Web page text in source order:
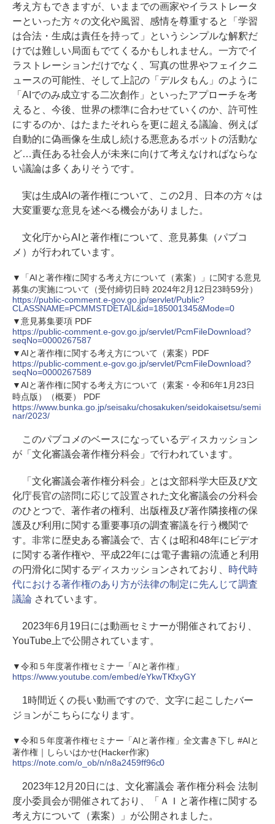
考え方もできますが、いままでの画家やイラストレータ
ーといった方々の文化や風習、感情を尊重すると「学習
は合法・生成は責任を持って」というシンプルな解釈だ
けでは難しい局面もでてくるかもしれません。一方でイ
ラストレーションだけでなく、写真の世界やフェイクニ
ュースの可能性、そして上記の「デルタもん」のように
「AIでのみ成立する二次創作」といったアプローチを考
えると、今後、世界の標準に合わせていくのか、許可性
にするのか、はたまたそれらを更に超える議論、例えば
自動的に偽画像を生成し続ける悪意あるボットの活動な
ど…責任ある社会人が未来に向けて考えなければならな
い議論は多くありそうです。
実は生成AIの著作権について、この2月、日本の方々は
大変重要な意見を述べる機会がありました。
文化庁からAIと著作権について、意見募集（パブコ
メ）が行われています。
▼「AIと著作権に関する考え方について（素案）」に関する意見
募集の実施について（受付締切日時 2024年2月12日23時59分）
https://public-comment.e-gov.go.jp/servlet/Public?
CLASSNAME=PCMMSTDETAIL&id=185001345&Mode=0
▼意見募集要項 PDF
https://public-comment.e-gov.go.jp/servlet/PcmFileDownload?
seqNo=0000267587
▼AIと著作権に関する考え方について（素案）PDF
https://public-comment.e-gov.go.jp/servlet/PcmFileDownload?
seqNo=0000267589
▼AIと著作権に関する考え方について（素案・令和6年1月23日
時点版）（概要） PDF
https://www.bunka.go.jp/seisaku/chosakuken/seidokaisetsu/semi
nar/2023/
このパブコメのベースになっているディスカッション
が「文化審議会著作権分科会」で行われています。
「文化審議会著作権分科会」とは文部科学大臣及び文
化庁長官の諮問に応じて設置された文化審議会の分科会
のひとつで、著作者の権利、出版権及び著作隣接権の保
護及び利用に関する重要事項の調査審議を行う機関で
す。非常に歴史ある審議会で、古くは昭和48年にビデオ
に関する著作権や、平成22年には電子書籍の流通と利用
の円滑化に関するディスカッションされており、 時代時
代における著作権のあり方が法律の制定に先んじて調査
議論されています。
2023年6月19日には動画セミナーが開催されており、
YouTube上で公開されています。
▼令和５年度著作権セミナー「AIと著作権」
https://www.youtube.com/embed/eYkwTKfxyGY
1時間近くの長い動画ですので、文字に起こしたバー
ジョンがこちらになります。
▼令和５年度著作権セミナー「AIと著作権」全文書き下し #AIと
著作権｜しらいはかせ(Hacker作家)
https://note.com/o_ob/n/n8a2459ff96c0
2023年12月20日には、文化審議会 著作権分科会 法制
度小委員会が開催されており、「ＡＩと著作権に関する
考え方について（素案）」が公開されました。